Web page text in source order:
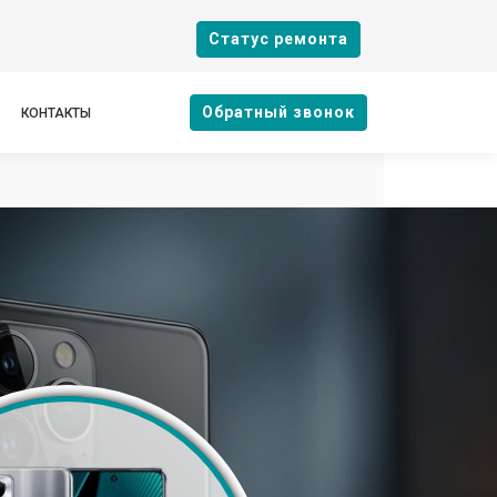
Cтатус ремонта
КОНТАКТЫ Oбратный звонок